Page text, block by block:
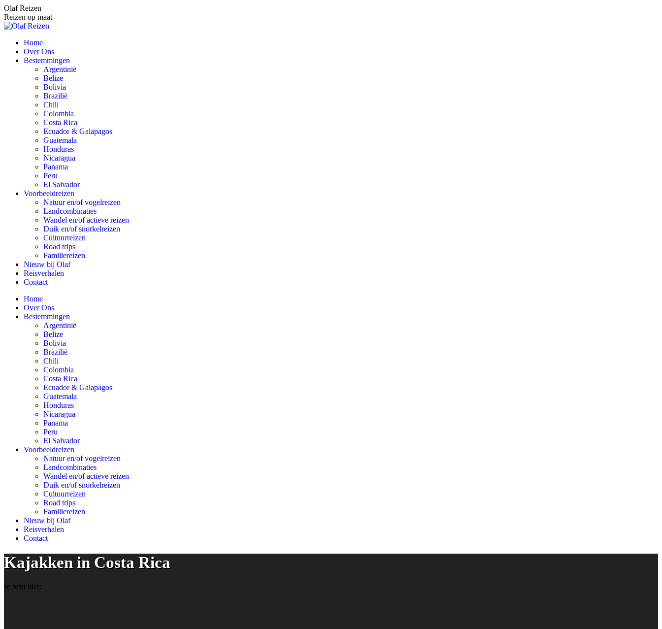
Spring
naar
content
Olaf Reizen
Reizen op maat
Home
Over Ons
Bestemmingen
Argentinië
Belize
Bolivia
Brazilië
Chili
Colombia
Costa Rica
Ecuador & Galapagos
Guatemala
Honduras
Nicaragua
Panama
Peru
El Salvador
Voorbeeldreizen
Natuur en/of vogelreizen
Landcombinaties
Wandel en/of actieve reizen
Duik en/of snorkelreizen
Cultuurreizen
Road trips
Familiereizen
Nieuw bij Olaf
Reisverhalen
Contact
Home
Over Ons
Bestemmingen
Argentinië
Belize
Bolivia
Brazilië
Chili
Colombia
Costa Rica
Ecuador & Galapagos
Guatemala
Honduras
Nicaragua
Panama
Peru
El Salvador
Voorbeeldreizen
Natuur en/of vogelreizen
Landcombinaties
Wandel en/of actieve reizen
Duik en/of snorkelreizen
Cultuurreizen
Road trips
Familiereizen
Nieuw bij Olaf
Reisverhalen
Contact
Kajakken in Costa Rica
Je bent hier: